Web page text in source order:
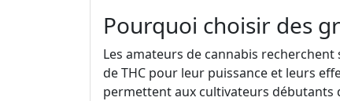
Pourquoi choisir des
Les amateurs de cannabis
de THC pour leur puissance et leurs
permettent aux cultivateurs